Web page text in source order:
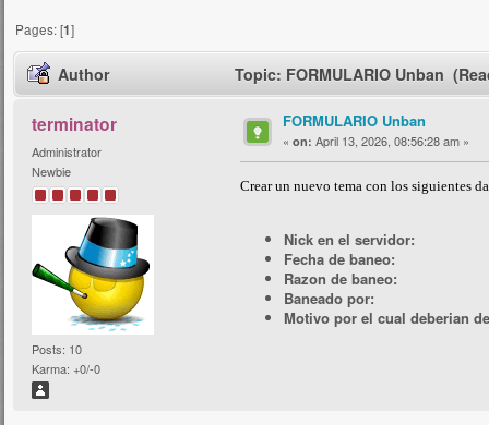
Pages: [1]
Author Topic: FORMULARIO Unban
terminator
Administrator
Newbie
Posts: 10
Karma: +0/-0
FORMULARIO Unban
« on: April 13, 2026, 08:56:28 am »
Crear un nuevo tema con los siguientes
Nick en el servidor:
Fecha de baneo:
Razon de baneo:
Baneado por:
Motivo por el cual deberian